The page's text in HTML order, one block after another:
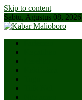
Skip to content
Sabtu, Agustus 08, 2026